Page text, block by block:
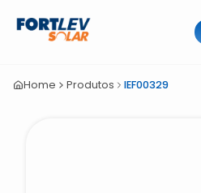
Home Produtos IEF00329